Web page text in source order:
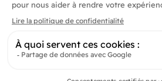
Inscrivez-vous à la newsletter
Delidrinks